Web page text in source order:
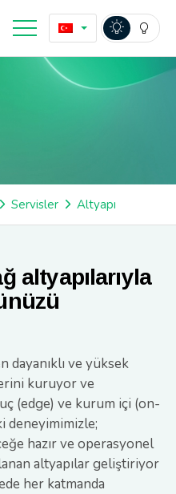
Servisler Altyapı
altyapılarıyla
ve yüksek
kuruyor ve
(edge) ve kurum içi (on-
deneyimimizle;
hazır ve operasyonel
altyapılar geliştiriyor
her katmanda